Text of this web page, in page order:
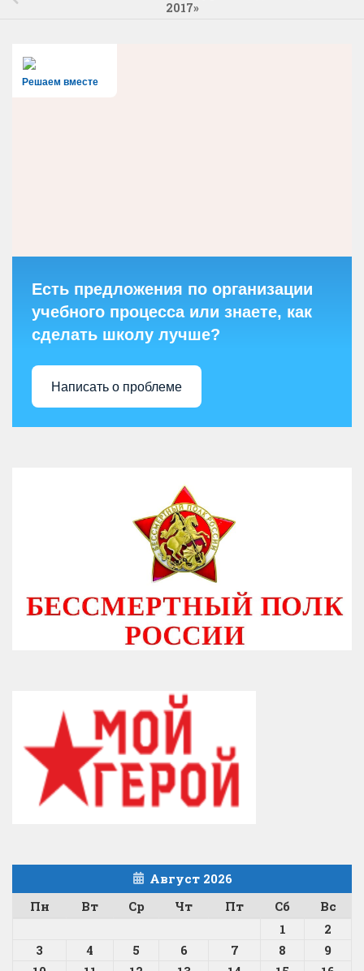
2017»
Решаем вместе
Есть предложения по организации
учебного процесса или знаете, как
сделать школу лучше?
Написать о проблеме
Август 2026
Пн
Вт Ср Чт Пт Сб
Вс
1
2
3
4 5 6 7 8
9